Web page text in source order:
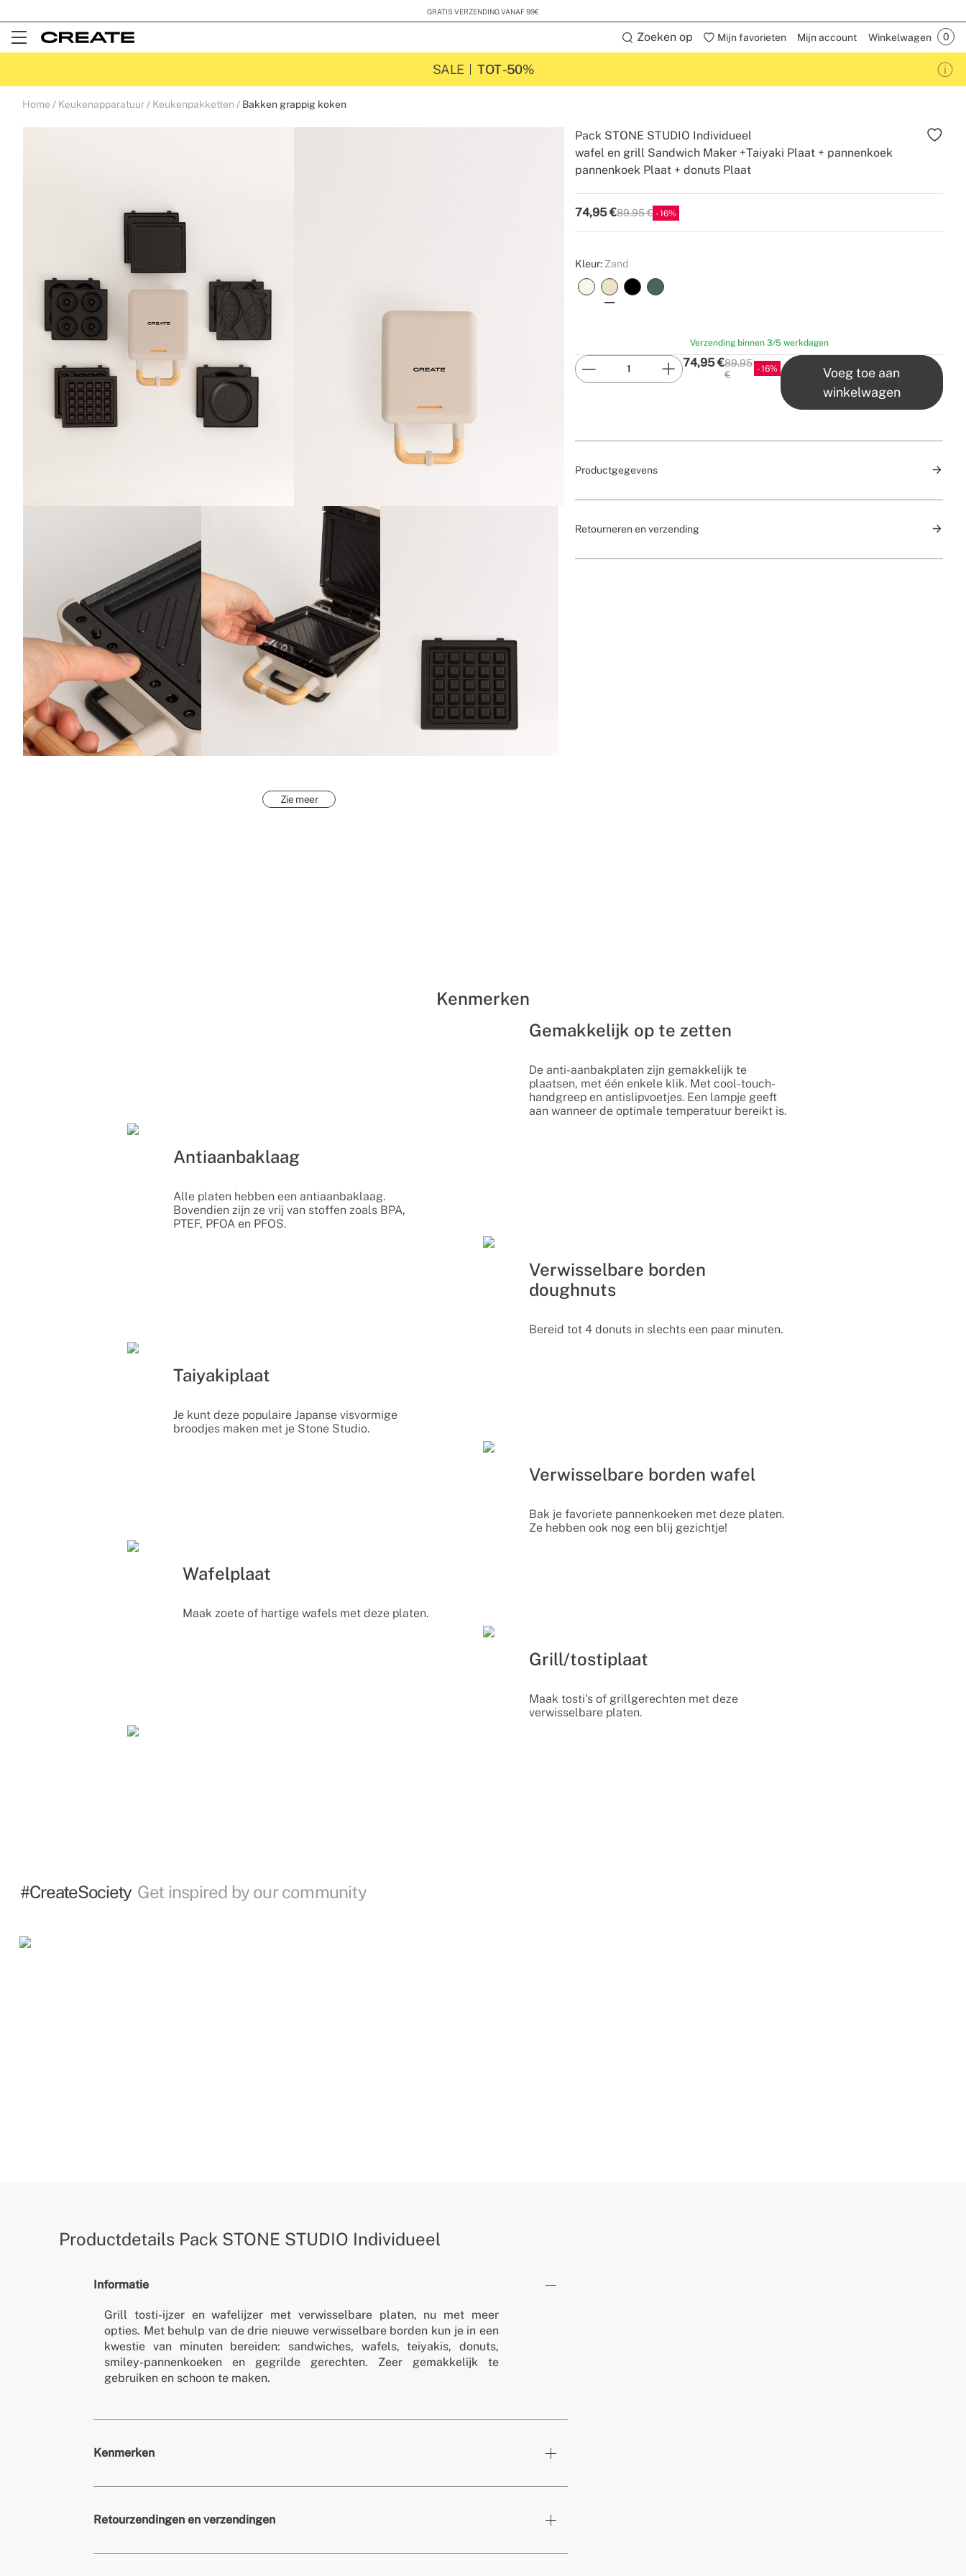
GRATIS VERZENDING VANAF 99€
Open
Zoeken op Mijn favorieten Mijn account Winkelwagen
SALE TOT -50%
Home Keukenapparatuur Keukenpakketten Bakken grappig koken
Zie meer
wafel en grill Sandwich Maker +Taiyaki Plaat + pannenkoek
pannenkoek Plaat + donuts Plaat
Pack STONE STUDIO Individueel
74,95 €P.V.P
89.95 € 16
Kleur: Zand
Verzending binnen 3/5 werkdagen
74,95 €
P.V.P
89.95
€
16
Voeg toe aan
winkelwagen
Productgegevens
Retourneren en verzending
Kenmerken
Gemakkelijk op te zetten
De anti-aanbakplaten zijn gemakkelijk te
plaatsen, met één enkele klik. Met cool-touch-
handgreep en antislipvoetjes. Een lampje geeft
aan wanneer de optimale temperatuur bereikt is.
Antiaanbaklaag
Alle platen hebben een antiaanbaklaag.
Bovendien zijn ze vrij van stoffen zoals BPA,
PTEF, PFOA en PFOS.
Verwisselbare borden
doughnuts
Bereid tot 4 donuts in slechts een paar minuten.
Taiyakiplaat
Je kunt deze populaire Japanse visvormige
broodjes maken met je Stone Studio.
Verwisselbare borden wafel
Bak je favoriete pannenkoeken met deze platen.
Ze hebben ook nog een blij gezichtje!
Wafelplaat
Maak zoete of hartige wafels met deze platen.
Grill/tostiplaat
Maak tosti's of grillgerechten met deze
verwisselbare platen.
#CreateSociety Get inspired by our community
Productdetails Pack STONE STUDIO Individueel
Informatie
Grill tosti-ijzer en wafelijzer met verwisselbare platen, nu met meer
opties. Met behulp van de drie nieuwe verwisselbare borden kun je in een
kwestie van minuten bereiden: sandwiches, wafels, teiyakis, donuts,
smiley-pannenkoeken en gegrilde gerechten. Zeer gemakkelijk te
gebruiken en schoon te maken.
Kenmerken
» BPA gratis ja
Retourzendingen en verzendingen